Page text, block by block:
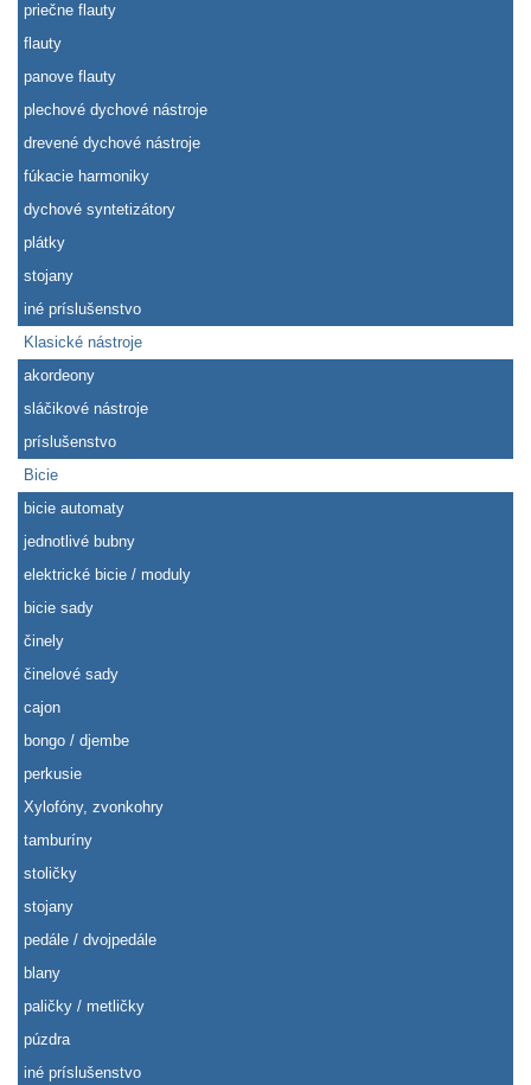
priečne flauty
flauty
panove flauty
plechové dychové nástroje
drevené dychové nástroje
fúkacie harmoniky
dychové syntetizátory
plátky
stojany
iné príslušenstvo
Klasické nástroje
akordeony
sláčikové nástroje
príslušenstvo
Bicie
bicie automaty
jednotlivé bubny
elektrické bicie / moduly
bicie sady
činely
činelové sady
cajon
bongo / djembe
perkusie
Xylofóny, zvonkohry
tamburíny
stoličky
stojany
pedále / dvojpedále
blany
paličky / metličky
púzdra
iné príslušenstvo